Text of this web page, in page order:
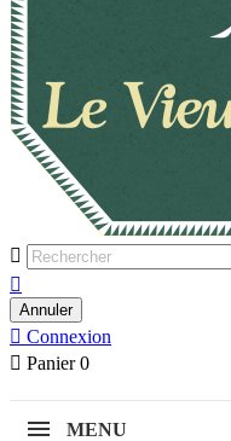


Annuler
 Connexion
 Panier 0
MENU